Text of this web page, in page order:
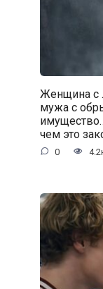
Женщина с
мужа с
чем это
0